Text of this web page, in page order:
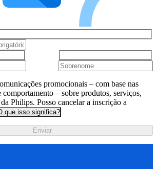
promocionais – com base nas
comportamento – sobre produtos, serviços,
Philips. Posso cancelar a inscrição a
que isso significa?
Enviar